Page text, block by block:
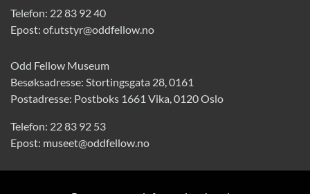
Telefon: 22 83 92 40
Epost: of.utstyr@oddfellow.no
Odd Fellow Museum
Besøksadresse: Stortingsgata 28, 0161
Postadresse: Postboks 1661 Vika, 0120 Oslo
Telefon: 22 83 92 53
Epost: museet@oddfellow.no